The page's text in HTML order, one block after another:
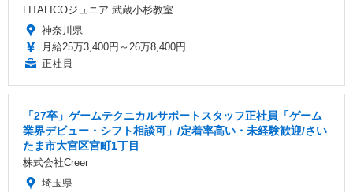
LITALICOジュニア 武蔵小杉教室
神奈川県
月給25万3,400円～26万8,400円
正社員
「27卒」ゲームテクニカルサポートスタッフ正社員「ゲーム
業界デビュー・シフト相談可」/定着率高い・未経験歓迎/さい
たま市大宮区宮町1丁目
株式会社Creer
埼玉県